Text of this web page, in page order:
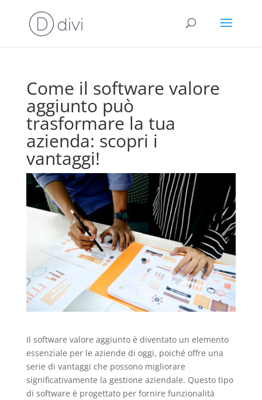
Come il software valore
aggiunto può
trasformare la tua
azienda: scopri i
vantaggi!
Il software valore aggiunto è diventato un elemento
essenziale per le aziende di oggi, poiché offre una
serie di vantaggi che possono migliorare
significativamente la gestione aziendale. Questo tipo
di software è progettato per fornire funzionalità